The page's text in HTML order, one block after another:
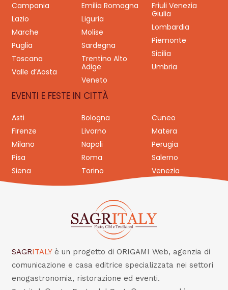
Campania
Emilia Romagna
Friuli Venezia
Giulia
Lazio
Liguria
Lombardia
Marche
Molise
Piemonte
Puglia
Sardegna
Sicilia
Toscana
Trentino Alto
Adige
Umbria
Valle d’Aosta
Veneto
EVENTI E FESTE IN CITTÀ
Asti Bologna
Cuneo
Firenze
Livorno
Matera
Milano
Napoli
Perugia
Pisa
Roma
Salerno
Siena
Torino Venezia
SAGRITALY è un progetto di ORIGAMI Web, agenzia di
comunicazione e casa editrice specializzata nei settori
enogastronomia, ristorazione ed eventi.